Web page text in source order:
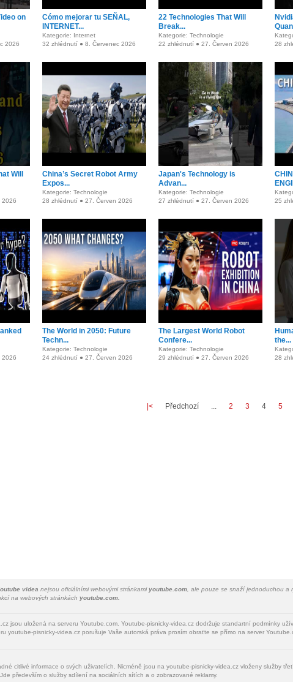
on
2026
Cómo mejorar tu SEÑAL,
INTERNET...
Kategorie: Internet
32 zhlédnutí ● 8. Červenec 2026
22 Technologies That Will
Break...
Kategorie: Technologie
22 zhlédnutí ● 27. Červen 2026
28
Will
2026
China’s Secret Robot Army
Expos...
Kategorie: Technologie
28 zhlédnutí ● 27. Červen 2026
Japan's Technology is
Advan...
Kategorie: Technologie
27 zhlédnutí ● 27. Červen 2026
25
2026
The World in 2050: Future
Techn...
Kategorie: Technologie
24 zhlédnutí ● 27. Červen 2026
The Largest World Robot
Confere...
Kategorie: Technologie
29 zhlédnutí ● 27. Červen 2026
the...
28
|< Předchozí ... 2 3 4 5
videa nejsou oficiálními webovými stránkamiyoutube.com , ale pouze se snaží jednoduchou a
na webových stránkách youtube.com.
jsou uložená na serveru Youtube.com. Youtube-pisnicky-videa.cz dodržuje standartní podmínky
youtube-pisnicky-videa.cz porušuje Vaše autorská práva prosím obraťte se přímo na server
citlivé informace o svých uživatelích. Nicméně jsou na youtube-pisnicky-videa.cz vloženy služby
především o služby sdílení na sociálních sítích a o zobrazované reklamy.